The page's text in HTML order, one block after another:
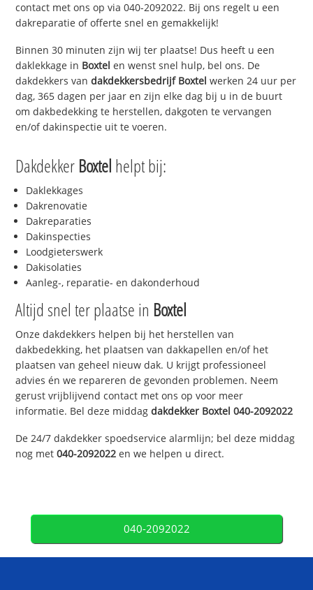
contact met ons op via 040-2092022. Bij ons regelt u een
dakreparatie of offerte snel en gemakkelijk!
Binnen 30 minuten zijn wij ter plaatse! Dus heeft u een
daklekkage in Boxtel en wenst snel hulp, bel ons. De
dakdekkers vandakdekkersbedrijf Boxtel werken 24 uur per
dag, 365 dagen per jaar en zijn elke dag bij u in de buurt
om dakbedekking te herstellen, dakgoten te vervangen
en/of dakinspectie uit te voeren.
Dakdekker Boxtel helpt bij:
Daklekkages
Dakrenovatie
Dakreparaties
Dakinspecties
Loodgieterswerk
Dakisolaties
Aanleg-, reparatie- en dakonderhoud
Altijd snel ter plaatse in Boxtel
Onze dakdekkers helpen bij het herstellen van
dakbedekking, het plaatsen van dakkapellen en/of het
plaatsen van geheel nieuw dak. U krijgt professioneel
advies én we repareren de gevonden problemen. Neem
gerust vrijblijvend contact met ons op voor meer
informatie. Bel deze middagdakdekker Boxtel 040-2092022
De 24/7 dakdekker spoedservice alarmlijn; bel deze middag
nog met040-2092022 en we helpen u direct.
040-2092022